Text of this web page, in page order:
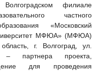
филиале
частного
«Московский
МФЮА» (МФЮА)
г. Волгоград, ул.
партнера проекта,
для проведения